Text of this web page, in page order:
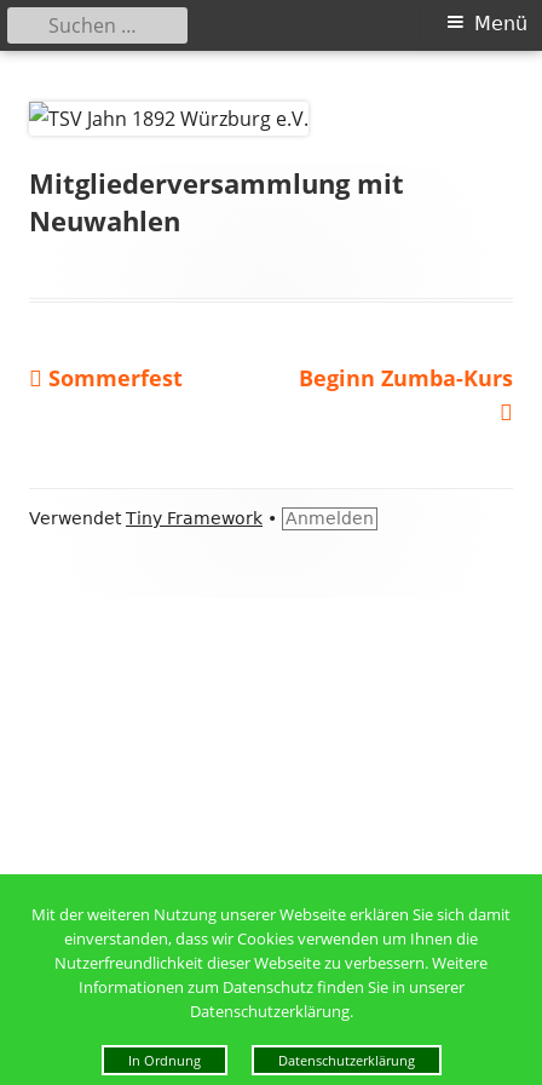
zum
Primäres
Menü
Suchen
nach:
Mitgliederversammlung mit
Neuwahlen
Beitragsnavigation
Vorheriger
Sommerfest
Nächster
Beginn Zumba-Kurs
Footer
VerwendetTiny Framework • Anmelden
Mit der weiteren Nutzung unserer Webseite erklären Sie sich damit
einverstanden, dass wir Cookies verwenden um Ihnen die
Nutzerfreundlichkeit dieser Webseite zu verbessern. Weitere
Informationen zum Datenschutz finden Sie in unserer
Datenschutzerklärung.
In Ordnung Datenschutzerklärung